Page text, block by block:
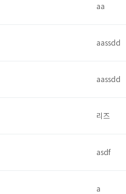
aa
aassdd
aassdd
리즈
asdf
a